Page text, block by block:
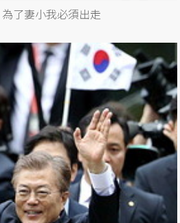
了妻小我必須出走